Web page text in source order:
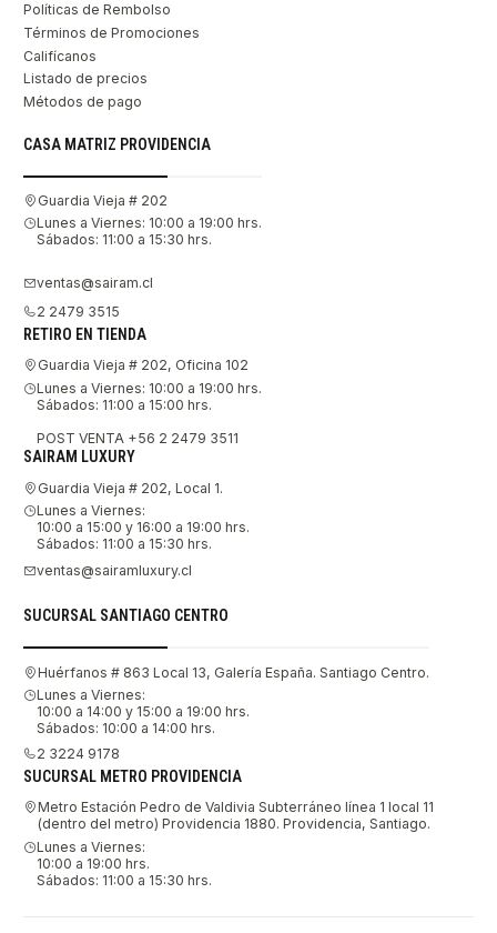
Políticas de Rembolso
Términos de Promociones
Califícanos
Listado de precios
Métodos de pago
CASA MATRIZ PROVIDENCIA
Guardia Vieja # 202
Lunes a Viernes: 10:00 a 19:00 hrs.
Sábados: 11:00 a 15:30 hrs.
ventas@sairam.cl
2 2479 3515
RETIRO EN TIENDA
Guardia Vieja # 202, Oficina 102
Lunes a Viernes: 10:00 a 19:00 hrs.
Sábados: 11:00 a 15:00 hrs.
POST VENTA +56 2 2479 3511
SAIRAM LUXURY
Guardia Vieja # 202, Local 1.
Lunes a Viernes:
10:00 a 15:00 y 16:00 a 19:00 hrs.
Sábados: 11:00 a 15:30 hrs.
ventas@sairamluxury.cl
SUCURSAL SANTIAGO CENTRO
Huérfanos # 863 Local 13, Galería España. Santiago Centro.
Lunes a Viernes:
10:00 a 14:00 y 15:00 a 19:00 hrs.
Sábados: 10:00 a 14:00 hrs.
2 3224 9178
SUCURSAL METRO PROVIDENCIA
Metro Estación Pedro de Valdivia Subterráneo línea 1 local 11
(dentro del metro) Providencia 1880. Providencia, Santiago.
Lunes a Viernes:
10:00 a 19:00 hrs.
Sábados: 11:00 a 15:30 hrs.